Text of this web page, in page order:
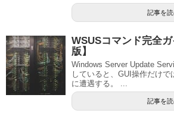
記事を
WSUSコマンド完全
版】
Windows Server Update
していると、GUI操作だけ
に遭遇する。 ...
記事を